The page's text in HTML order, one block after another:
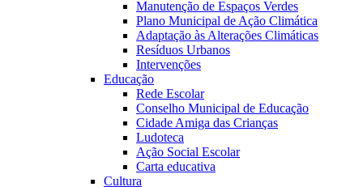
Manutenção de Espaços Verdes
Plano Municipal de Ação Climática
Adaptação às Alterações Climáticas
Resíduos Urbanos
Intervenções
Educação
Rede Escolar
Conselho Municipal de Educação
Cidade Amiga das Crianças
Ludoteca
Ação Social Escolar
Carta educativa
Cultura